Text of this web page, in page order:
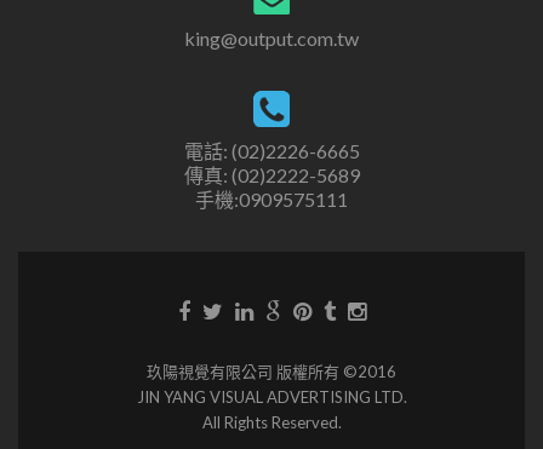
king@output.com.tw
電話: (02)2226-6665
傳真: (02)2222-5689
手機:0909575111
玖陽視覺有限公司 版權所有 ©2016
JIN YANG VISUAL ADVERTISING LTD.
All Rights Reserved.